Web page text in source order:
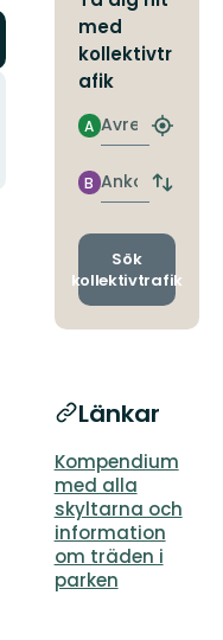
med
kollektivtr
afik
Avresa
A
Hitta
Ankomst
B
Byt
och
Sök
kollektivtrafik
Länkar
Kompendium
med alla
skyltarna och
information
om träden i
parken